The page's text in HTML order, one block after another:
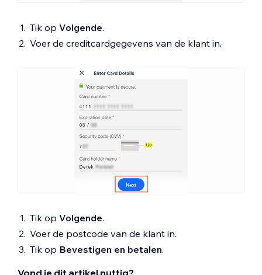
Tik op Volgende.
Voer de creditcardgegevens van de klant in.
Tik op Volgende.
Voer de postcode van de klant in.
Tik op Bevestigen en betalen.
Vond je dit artikel nuttig?